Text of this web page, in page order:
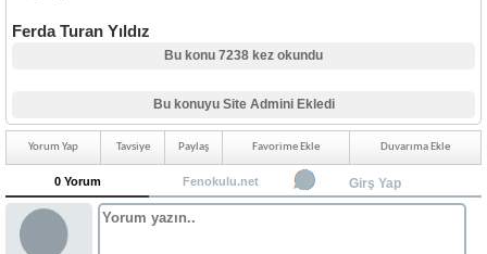
Ferda Turan Yıldız
Bu konu 7238 kez okundu
Bu konuyu Site Admini Ekledi
Yorum Yap Tavsiye Paylaş Favorime Ekle Duvarıma Ekle
0 Yorum Fenokulu.net Girş Yap